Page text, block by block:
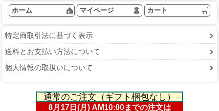
ホーム マイページ カート
特定商取引法に基づく表示
送料とお支払い方法について
個人情報の取扱いについて
通常のご注文（ギフト梱包なし）